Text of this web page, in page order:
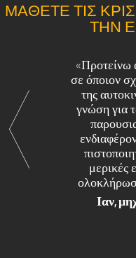
ΜΆΘΕΤΕ ΤΙΣ
ΤΗΝ
«Προτείνω
σε όποιον
της
γνώση για
μερικές
Ιαν,